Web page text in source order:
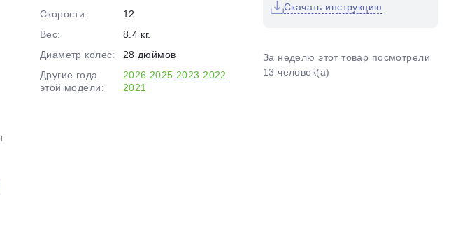
Скорости:
12
Вес:
8.4 кг.
Диаметр колес:
28 дюймов
Другие года
этой модели:
2026 2025 2023 2022
2021
Скачать инструкцию
За неделю этот товар посмотрели
13 человек(а)